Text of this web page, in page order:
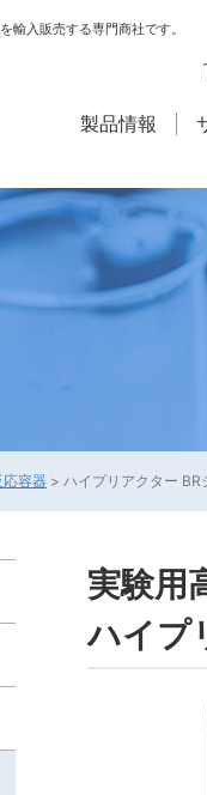
輸入販売する専門商社です。
製品情報
容器 > ハイプリアクター BR
実験⽤
ハイプ